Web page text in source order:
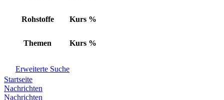
Rohstoffe Kurs %
Themen Kurs %
Erweiterte Suche
Startseite
Nachrichten
Nachrichten